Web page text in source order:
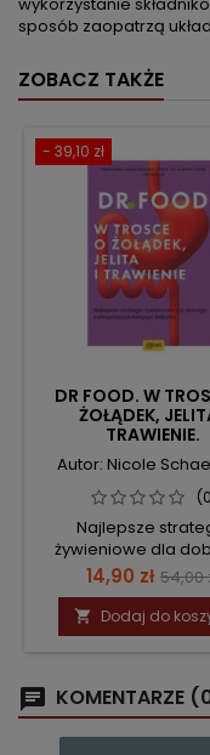
wykorzystanie
sposób zaopatrzą
ZOBACZ TAKŻE
- 39,10 zł
DR FOOD. W
ŻOŁĄDEK,
TRAWIENIE.
Autor: Nicole
Najlepsze
żywieniowe dla
samopoczucia
brzucha
Cena
14,90 zł Cena
54,00
 Dodaj do
KOMENTARZE